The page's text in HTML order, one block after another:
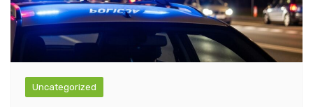
Uncategorized